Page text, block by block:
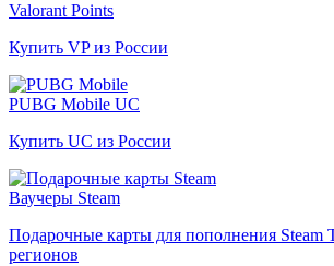
Valorant Points
Купить VP из России
PUBG Mobile UC
Купить UC из России
Ваучеры Steam
Подарочные карты для пополнения Steam
регионов